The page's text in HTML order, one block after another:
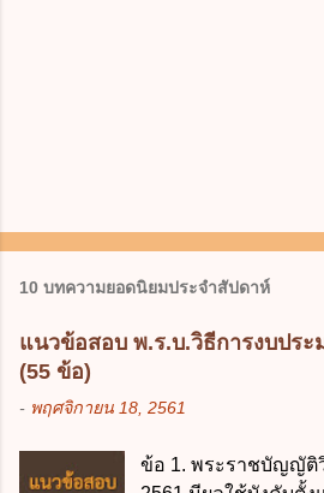
10 บทความยอดนิยมประจำสัปดาห์
แนวข้อสอบ พ.ร.บ.วิธีการงบปร
(55 ข้อ)
- พฤศจิกายน 18, 2561
ข้อ 1. พระราชบัญญัติ